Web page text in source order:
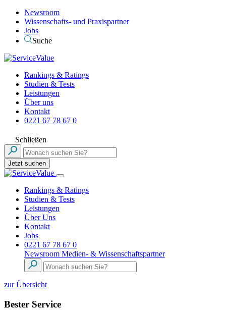
Newsroom
Wissenschafts- und Praxispartner
Jobs
Suche
Rankings & Ratings
Studien & Tests
Leistungen
Über uns
Kontakt
0221 67 78 67 0
Schließen
Jetzt suchen
Rankings & Ratings
Studien & Tests
Leistungen
Über Uns
Kontakt
Jobs
0221 67 78 67 0
Newsroom Medien- & Wissenschaftspartner
zur Übersicht
Bester Service